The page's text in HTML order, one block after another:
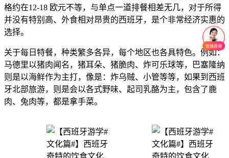
格约在12-18 欧元不等，与单点一道排餐相差无几，对于所得
并没有特别高、外食相对昂贵的西班牙，是个非常经济实惠的
选择。
关于每日特餐，种类繁多各异，每个地区也各具特色。例如：
马德里以猪肉闻名，猪耳朵、猪脆肉、炸可乐球等，巴塞隆纳
则是以海鲜作为主打，像是：炸乌贼、小管等等，如果到西班
牙北部旅游，则是会以各式野味、起司乳酪为主，包含了鹿
肉、兔肉等，都是拿手菜。